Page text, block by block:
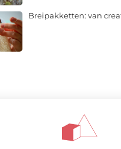
Breipakketten: van